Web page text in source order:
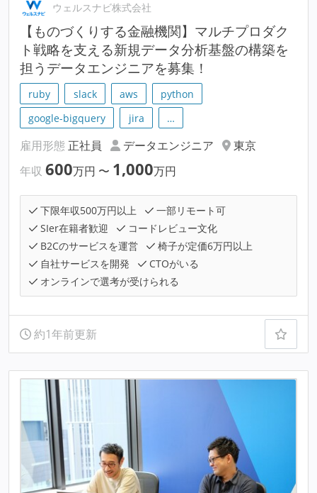
ウェルスナビ株式会社
【ものづくりする金融機関】マルチプロダク
ト戦略を支える新規データ分析基盤の構築を
担うデータエンジニアを募集！
ruby slack aws
python
google-bigquery
jira …
雇用形態 正社員 データエンジニア
東京
年収 600万円 〜 1,000万円
下限年収500万円以上
一部リモート可
SIer在籍者歓迎
コードレビュー文化
B2Cのサービスを運営
椅子が定価6万円以上
自社サービスを開発
CTOがいる
オンラインで選考が受けられる
約1年前更新